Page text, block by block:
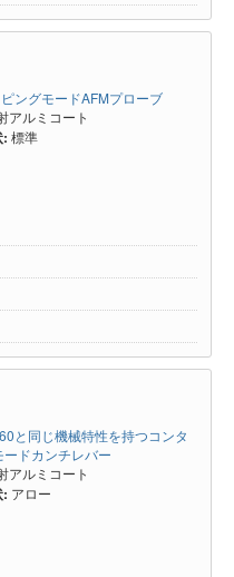
ングモードAFMプローブ
アルミコート
: 標準
と同じ機械特性を持つコンタ
ドカンチレバー
アルミコート
: アロー